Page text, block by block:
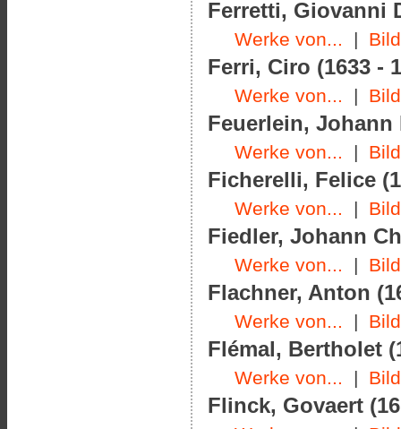
Ferretti, Giovanni
Werke von... |
Ferri, Ciro (1633 -
Werke von... |
Feuerlein, Johann
Werke von... |
Ficherelli, Felice
Werke von... |
Fiedler, Johann
Werke von... |
Flachner, Anton
Werke von... |
Flémal, Bertholet
Werke von... |
Flinck, Govaert